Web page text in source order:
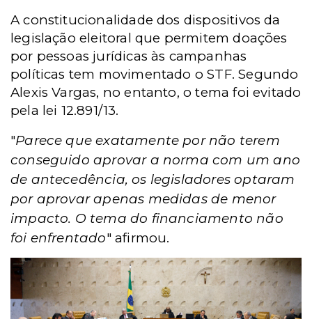
A constitucionalidade dos dispositivos da
legislação eleitoral que permitem doações
por pessoas jurídicas às campanhas
políticas tem movimentado o STF. Segundo
Alexis Vargas, no entanto, o tema foi evitado
pela lei 12.891/13.
"Parece que exatamente por não terem
conseguido aprovar a norma com um ano
de antecedência, os legisladores optaram
por aprovar apenas medidas de menor
impacto. O tema do financiamento não
foi enfrentado" afirmou.